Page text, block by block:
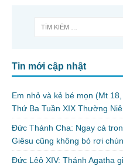
Tin mới cập nhật
Em nhỏ và kẻ bé mọn (Mt
Thứ Ba Tuần XIX Thường
Đức Thánh Cha: Ngay cả
Giêsu cũng không bỏ rơi
Đức Lêô XIV: Thánh Agatha